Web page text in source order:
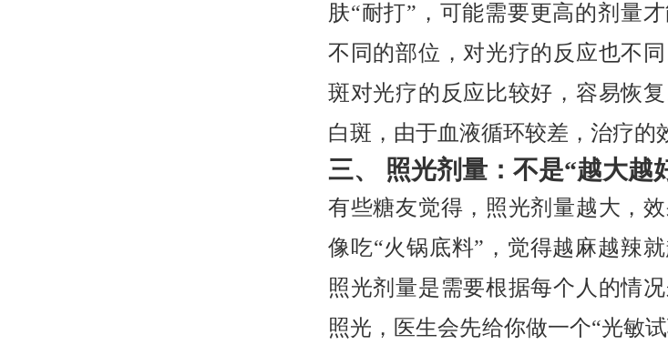
肤“耐打”，可能需要更高的剂量
不同的部位，对光疗的反应也不
斑对光疗的反应比较好，容易恢
白斑，由于血液循环较差，治疗的
三、 照光剂量：不是“越大越
有些糖友觉得，照光剂量越大，
像吃“火锅底料”，觉得越麻越辣
照光剂量是需要根据每个人的情
照光，医生会先给你做一个“光敏